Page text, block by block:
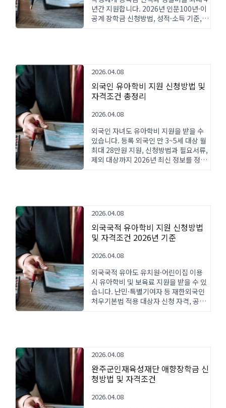
년간 지원합니다. 2026년 인문100년·이
공계 장학금 신청방법, 성적·소득 기준,
2026.04.08
외국인 유아학비 지원 신청방법 및
자격조건 총정리
2026.04.08
외국인 자녀도 유아학비 지원을 받을 수
있습니다. 등록 외국인 만 3~5세 대상 월
최대 28만원 지원, 신청방법과 필요서류,
제외 대상까지 2026년 최신 정보를 정리
2026.04.08
외국국적 유아학비 지원 신청방법
및 자격조건 2026년 기준
2026.04.08
외국국적 유아도 유치원·어린이집 이용
시 유아학비 및 보육료 지원을 받을 수 있
습니다. 난민·특별기여자 등 재한외국인
처우기본법 적용 대상자 신청 자격, 공립
2026.04.08
완주군인재육성재단 애향장학금 신
청방법 및 자격조건
2026.04.08